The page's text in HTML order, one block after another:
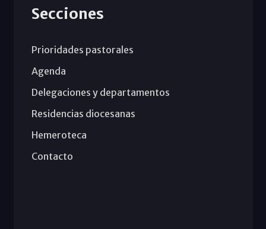
Secciones
Prioridades pastorales
Agenda
Delegaciones y departamentos
Residencias diocesanas
Hemeroteca
Contacto